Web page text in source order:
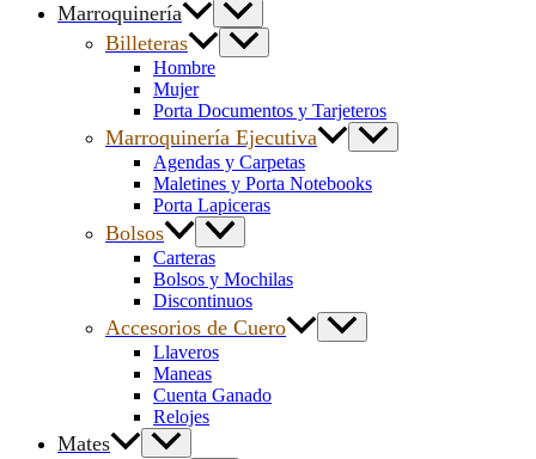
Marroquinería
Billeteras
Hombre
Mujer
Porta Documentos y Tarjeteros
Marroquinería Ejecutiva
Agendas y Carpetas
Maletines y Porta Notebooks
Porta Lapiceras
Bolsos
Carteras
Bolsos y Mochilas
Discontinuos
Accesorios de Cuero
Llaveros
Maneas
Cuenta Ganado
Relojes
Mates